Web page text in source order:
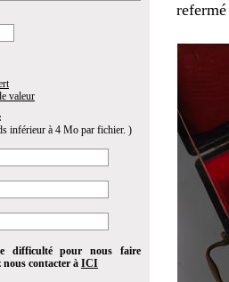
valeur
inférieur à 4 Mo par fichier. )
difficulté pour nous faire
nous contacter à ICI